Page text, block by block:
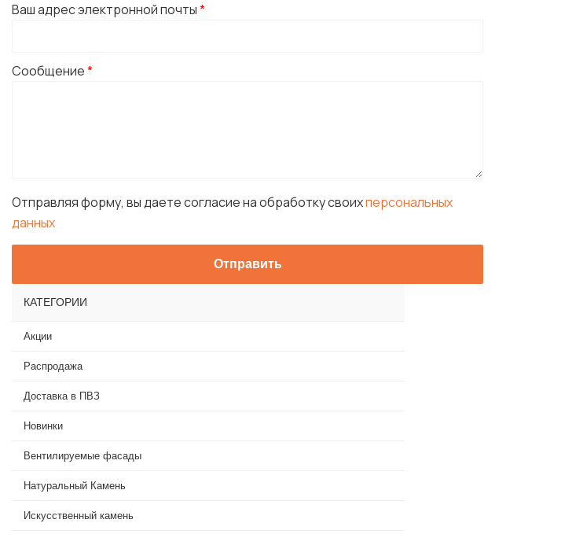
Ваш адрес электронной почты*
Сообщение*
Отправляя форму, вы даете согласие на обработку своихперсональных
данных
КАТЕГОРИИ
Акции
Распродажа
Доставка в ПВЗ
Новинки
Вентилируемые фасады
Натуральный Камень
Искусственный камень